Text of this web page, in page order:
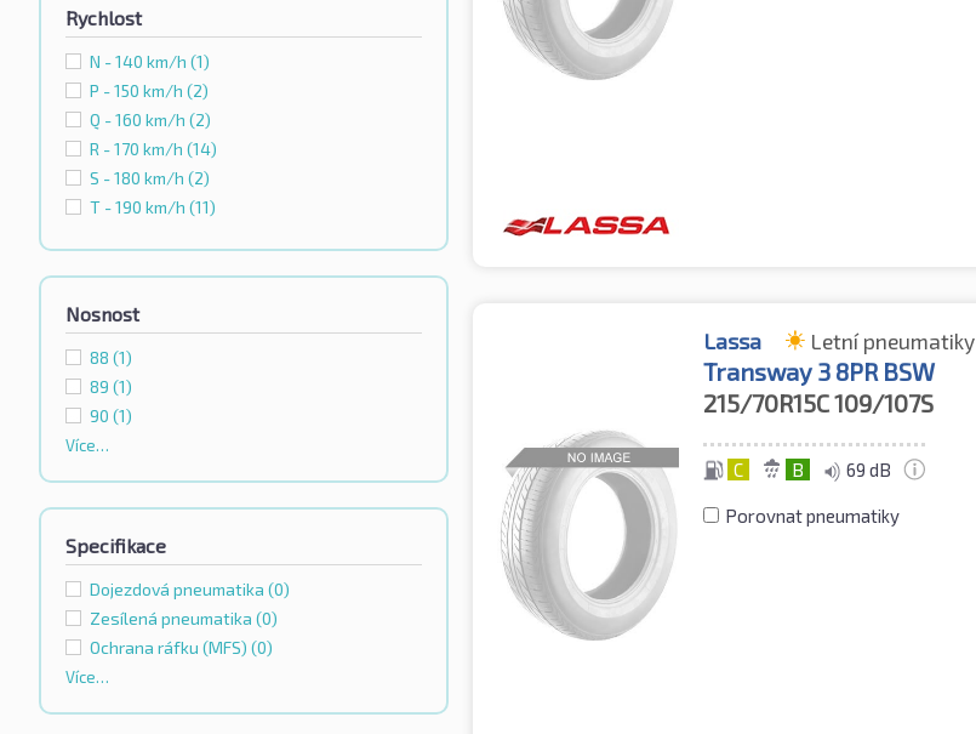
Rychlost
N - 140 km/h (1)
P - 150 km/h (2)
Q - 160 km/h (2)
R - 170 km/h (14)
S - 180 km/h (2)
T - 190 km/h (11)
Nosnost
88 (1)
89 (1)
90 (1)
Více…
Specifikace
Dojezdová pneumatika (0)
Zesílená pneumatika (0)
Ochrana ráfku (MFS) (0)
Více…
Lassa Letní pneumatiky
Transway 3 8PR BSW
215/70R15C109/107S
C B 69 dB
Porovnat pneumatiky